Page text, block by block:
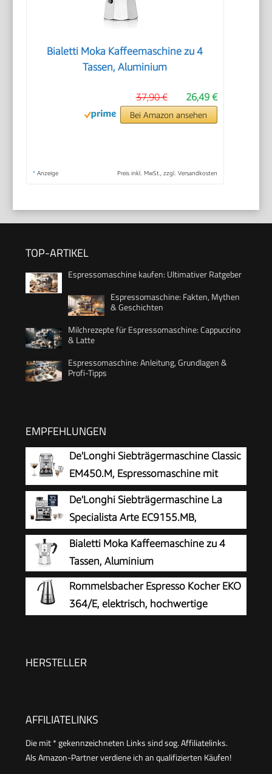
Bialetti Moka Kaffeemaschine zu 4
Tassen, Aluminium
26,49 €
37,90 €
Bei Amazon ansehen
* Anzeige Preis inkl. MwSt., zzgl. Versandkosten
TOP-ARTIKEL
Espressomaschine kaufen: Ultimativer Ratgeber
Espressomaschine: Fakten, Mythen
& Geschichten
Milchrezepte für Espressomaschine: Cappuccino
& Latte
Espressomaschine: Anleitung, Grundlagen &
Profi-Tipps
EMPFEHLUNGEN
De'Longhi Siebträgermaschine Classic
EM450.M, Espressomaschine mit
professionellem Milchaufschäumer,
Vollmetallgehäuse, 15 Bar, 1,7 l Wassertank,
Edelstahl/Metall
De'Longhi Siebträgermaschine La
Specialista Arte EC9155.MB,
Espressomaschine mit Mahlwerk, 8
Mahlgrade, 15 Bar, 3 Temperaturen,
Milchschaumdüse, 1550W, 1,7L Tank,
Edelstahl/Schwarz inkl. Barista-Kit
Bialetti Moka Kaffeemaschine zu 4
Tassen, Aluminium
Rommelsbacher Espresso Kocher EKO
364/E, elektrisch, hochwertige
automatische Abschaltung, 365 W
HERSTELLER
AFFILIATELINKS
Die mit * gekennzeichneten Links sind sog. Affiliatelinks.
Als Amazon-Partner verdiene ich an qualifizierten Käufen!